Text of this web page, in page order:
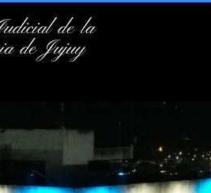
de la
de Jujuy